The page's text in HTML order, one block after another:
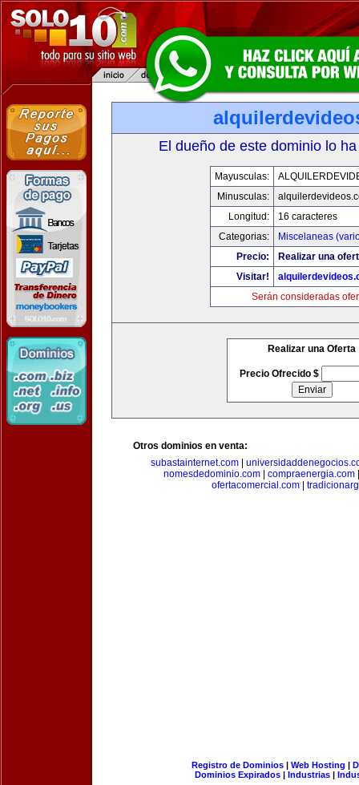
El dueño de este dominio lo
Mayusculas:
Minusculas:
Longitud:
16 caracteres
Categorias:
Miscelaneas
Precio:
Realizar una
Visitar!
Serán consideradas
Realizar una Oferta
Precio Ofrecido $
Otros dominios en venta:
subastainternet.com|
nomesdedominio.com| compraenergia.com
ofertacomercial.com
Registro de Dominios| Web Hosting |
Dominios Expirados | Industrias |